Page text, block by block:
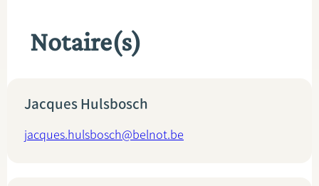
Notaire(s)
Jacques Hulsbosch
jacques.hulsbosch@belnot.be